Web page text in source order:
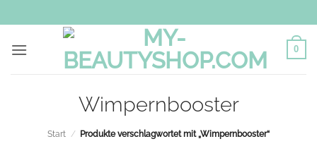
Inhalt
springen
0
Wimpernbooster
Start / Produkte verschlagwortet mit „Wimpernbooster“